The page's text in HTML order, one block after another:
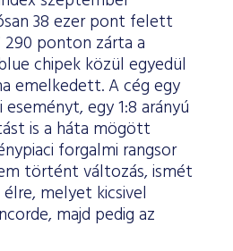
38 ezer pont felett
290 ponton zárta a
chipek közül egyedül
emelkedett. A cég egy
egy 1:8 arányú
is a háta mögött
forgalmi rangsor
történt változás, ismét
melyet kicsivel
majd pedig az